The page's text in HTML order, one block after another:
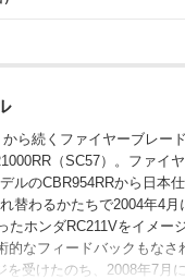
ら続くファイヤーブレー
（SC57）。ファイ
ルのCBR954RRから日本仕
替わるかたちで2004年4
たホンダRC211Vをイメー
的なフィードバックもなさ
を受けたのち、2008年7月